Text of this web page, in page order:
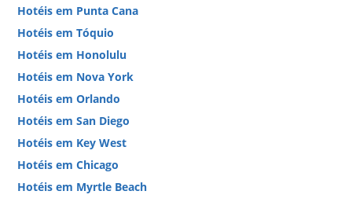
Hotéis em Punta Cana
Hotéis em Tóquio
Hotéis em Honolulu
Hotéis em Nova York
Hotéis em Orlando
Hotéis em San Diego
Hotéis em Key West
Hotéis em Chicago
Hotéis em Myrtle Beach